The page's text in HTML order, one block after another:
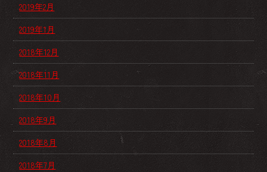
2019年2月
2019年1月
2018年12月
2018年11月
2018年10月
2018年9月
2018年8月
2018年7月